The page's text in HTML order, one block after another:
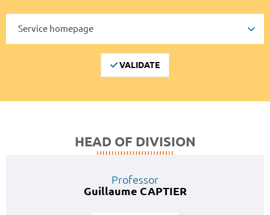
VALIDATE
HEAD OF DIVISION
Professor
Guillaume CAPTIER